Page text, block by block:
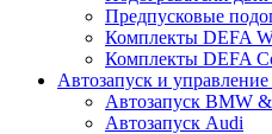
Предпусковые
Комплекты DEFA
Комплекты DEFA
Автозапуск и управление
Автозапуск BMW
Автозапуск Audi